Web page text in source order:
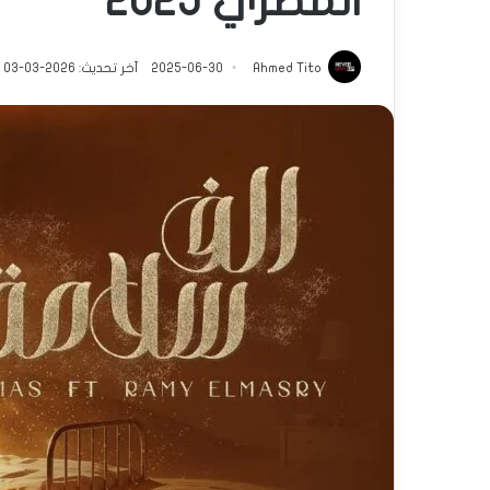
Ahmed Tito
2025-06-30 آخر تحديث: 2026-03-03